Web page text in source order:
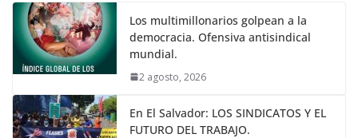
Los multimillonarios golpean a la
democracia. Ofensiva antisindical
mundial.
2 agosto, 2026
En El Salvador: LOS SINDICATOS Y EL
FUTURO DEL TRABAJO.